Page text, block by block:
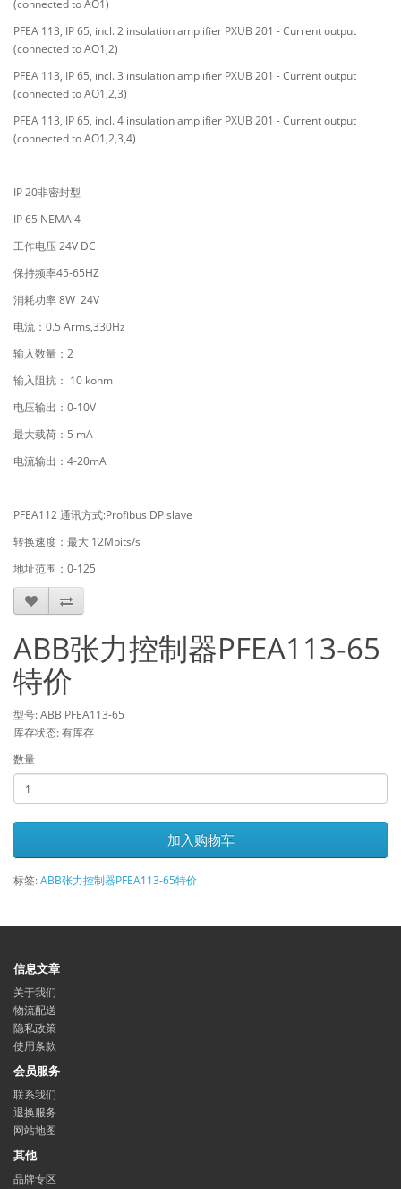
(connected to AO1)
PFEA 113, IP 65, incl. 2 insulation amplifier PXUB 201 - Current output
(connected to AO1,2)
PFEA 113, IP 65, incl. 3 insulation amplifier PXUB 201 - Current output
(connected to AO1,2,3)
PFEA 113, IP 65, incl. 4 insulation amplifier PXUB 201 - Current output
(connected to AO1,2,3,4)
IP 20非密封型
IP 65 NEMA 4
工作电压 24V DC
保持频率45-65HZ
消耗功率 8W 24V
电流：0.5 Arms,330Hz
输入数量：2
输入阻抗： 10 kohm
电压输出：0-10V
最大载荷：5 mA
电流输出：4-20mA
PFEA112 通讯方式:Profibus DP slave
转换速度：最大 12Mbits/s
地址范围：0-125
ABB张力控制器PFEA113-65
特价
型号: ABB PFEA113-65
库存状态: 有库存
数量
加入购物车
标签:ABB张力控制器PFEA113-65特价
信息文章
关于我们
物流配送
隐私政策
使用条款
会员服务
联系我们
退换服务
网站地图
其他
品牌专区